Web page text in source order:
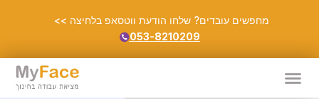
מחפשים עובדים? שלחו הודעת ווטסאפ בלחיצה >>
053-8210209